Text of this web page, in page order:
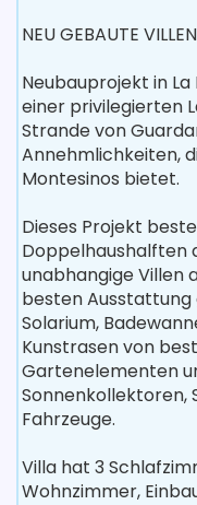
NEU GEBAUTE
Neubauprojekt in
einer privilegierten
Strande von
Annehmlichkeiten,
Montesinos bietet.
Dieses Projekt
Doppelhaushalften
unabhangige Villen
besten
Solarium,
Kunstrasen von
Gartenelementen
Sonnenkollektoren,
Fahrzeuge.
Villa hat 3
Wohnzimmer,